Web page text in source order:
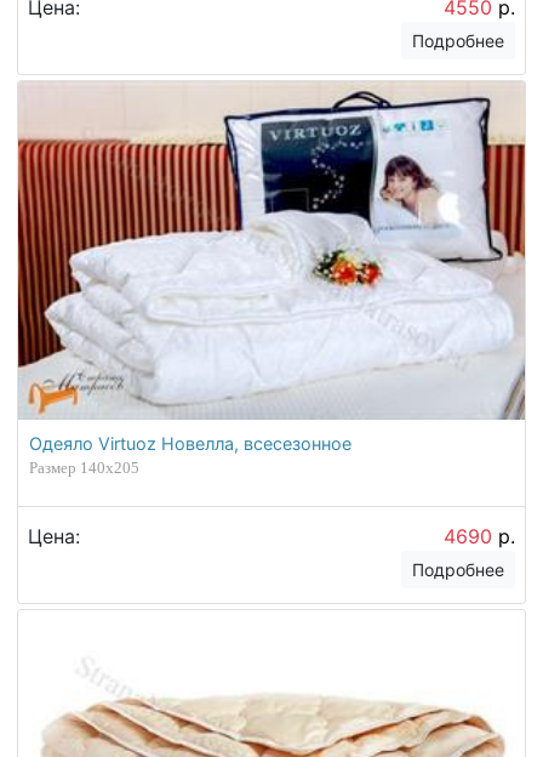
Цена: 4550 р.
Подробнее
Одеяло Virtuoz Новелла, всесезонное
Размер 140х205
Цена: 4690 р.
Подробнее